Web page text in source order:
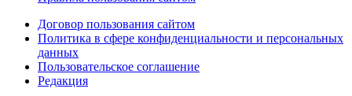
Договор пользования сайтом
Политика в сфере конфиденциальности и персональных
данных
Пользовательское соглашение
Редакция